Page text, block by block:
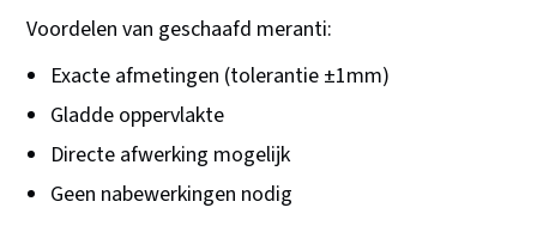
Voordelen van geschaafd meranti:
Exacte afmetingen (tolerantie ±1mm)
Gladde oppervlakte
Directe afwerking mogelijk
Geen nabewerkingen nodig